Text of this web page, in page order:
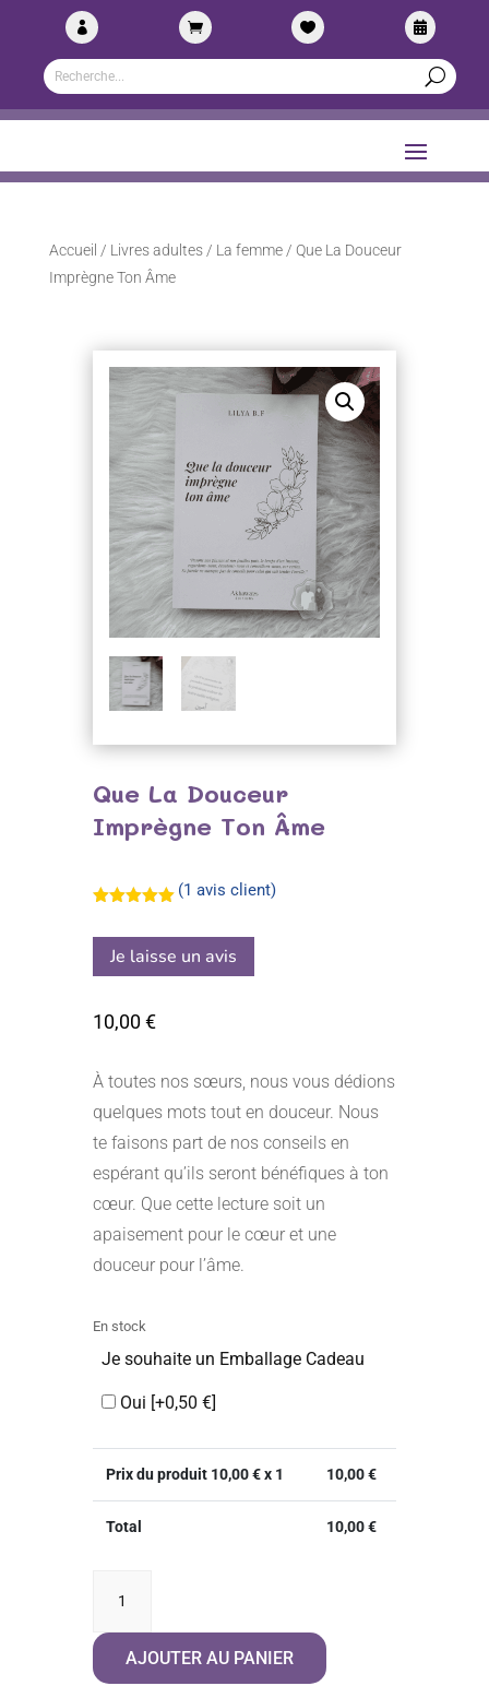
   
Accueil / Livres adultes/ La femme/ Que La Douceur
Imprègne Ton Âme
Que La Douceur
Imprègne Ton Âme
basé sur
notation
client
(1 avis client)
Je laisse un avis
10,00€
À toutes nos sœurs, nous vous dédions
quelques mots tout en douceur. Nous
te faisons part de nos conseils en
espérant qu’ils seront bénéfiques à ton
cœur. Que cette lecture soit un
apaisement pour le cœur et une
douceur pour l’âme.
En stock
Je souhaite un Emballage Cadeau
Oui [+0,50 €]
Prix du produit 10,00€ x 1 10,00€
Total 10,00€
Que
La
AJOUTER AU PANIER